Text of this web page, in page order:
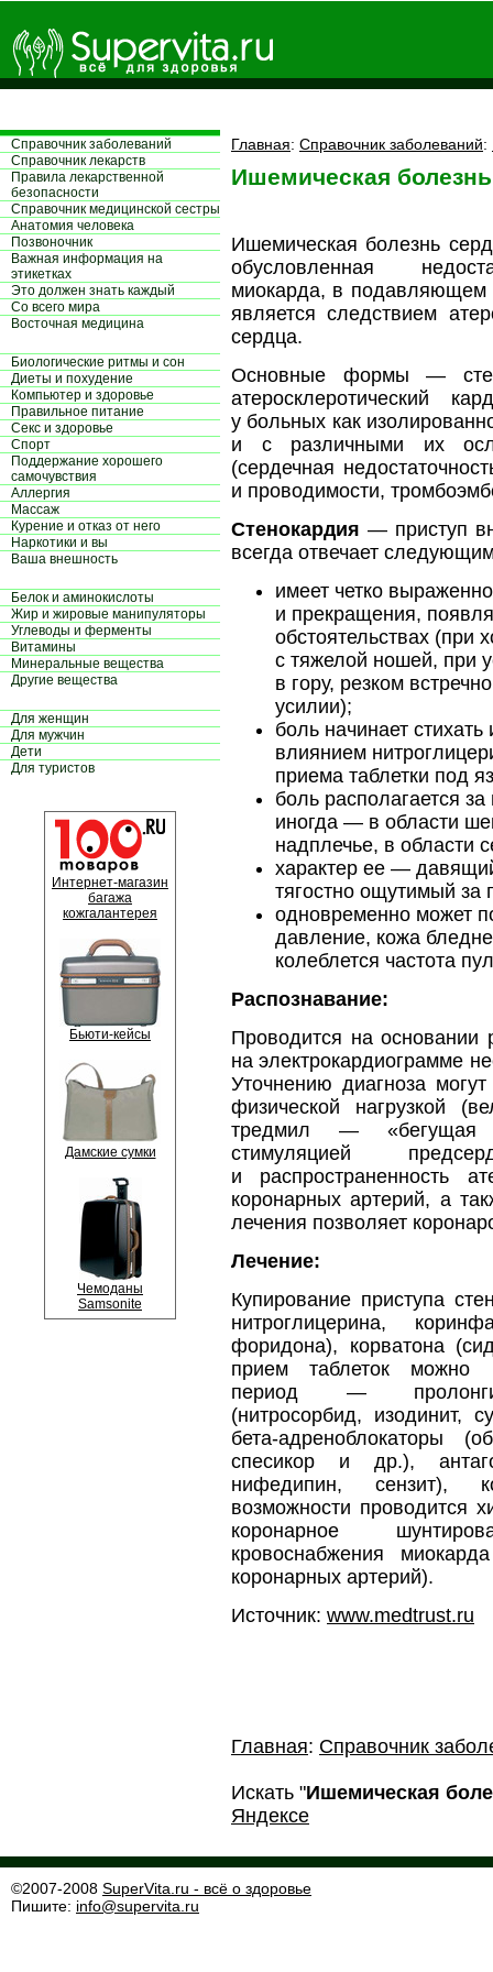
Справочник заболеваний
Справочник лекарств
Правила лекарственной
безопасности
Справочник медицинской сестры
Aнатомия человека
Позвоночник
Важная информация на
этикетках
Это должен знать каждый
Со всего мира
Восточная медицина
Биологические ритмы и сон
Диеты и похудение
Компьютер и здоровье
Правильное питание
Секс и здоровье
Спорт
Поддержание хорошего
самочувствия
Аллергия
Массаж
Курение и отказ от него
Наркотики и вы
Ваша внешность
Белок и аминокислоты
Жир и жировые манипуляторы
Углеводы и ферменты
Витамины
Минеральные вещества
Другие вещества
Для женщин
Для мужчин
Дети
Для туристов
Интернет-магазин
багажа
кожгалантерея
Бьюти-кейсы
Дамские сумки
Чемоданы
Samsonite
Главная: Справочник заболеваний:
Ишемическая
Ишемическая болезнь
обусловленная
миокарда, в подавляющем
является следствием
сердца.
Основные формы —
атеросклеротический
у больных как
и с различными их
(сердечная
и проводимости,
Стенокардия — приступ
всегда отвечает
имеет четко
и прекращения,
обстоятельствах (при
с тяжелой ношей, при
в гору, резком
усилии);
боль начинает
влиянием
приема таблетки под
боль располагается
иногда — в области
надплечье, в области
характер ее —
тягостно ощутимый за
одновременно может
давление, кожа
колеблется частота
Распознавание:
Проводится на основании
на электрокардиограмме
Уточнению диагноза
физической нагрузкой
тредмил — «бегущая
стимуляцией
и распространенность
коронарных артерий, а
лечения позволяет
Лечение:
Купирование приступа
нитроглицерина,
форидона), корватона
прием таблеток можно
период —
(нитросорбид, изодинит,
бета-адреноблокаторы
спесикор и др.),
нифедипин, сензит),
возможности проводится
коронарное
кровоснабжения
коронарных артерий).
Источник: www.medtrust.ru
Главная: Справочник
Искать "Ишемическая
Яндексе
©2007-2008 SuperVita.ru - всё о здоровье
Пишите: info@supervita.ru